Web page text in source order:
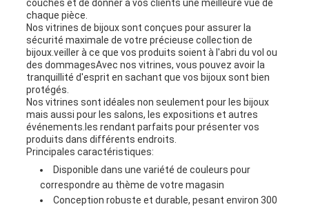
couches et de donner à vos clients une meilleure vue de
chaque pièce.
Nos vitrines de bijoux sont conçues pour assurer la
sécurité maximale de votre précieuse collection de
bijoux.veiller à ce que vos produits soient à l'abri du vol ou
des dommagesAvec nos vitrines, vous pouvez avoir la
tranquillité d'esprit en sachant que vos bijoux sont bien
protégés.
Nos vitrines sont idéales non seulement pour les bijoux
mais aussi pour les salons, les expositions et autres
événements.les rendant parfaits pour présenter vos
produits dans différents endroits.
Principales caractéristiques:
Disponible dans une variété de couleurs pour
correspondre au thème de votre magasin
Conception robuste et durable, pesant environ 300